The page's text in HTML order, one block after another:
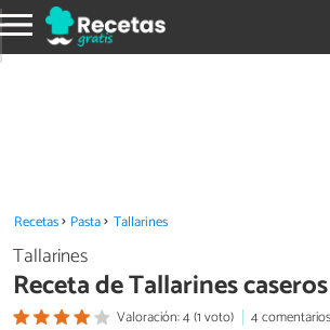
Recetas Pasta Tallarines
Tallarines
Receta de Tallarines
Valoración: 4 (1 voto)
4 comentarios